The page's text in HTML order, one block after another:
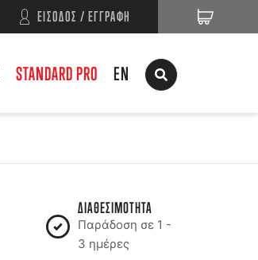
ΕΙΣΟΔΟΣ / ΕΓΓΡΑΦΗ
STANDARD PRO EN
ΔΙΑΘΕΣΙΜΟΤΗΤΑ
Παράδοση σε 1 -
3 ημέρες